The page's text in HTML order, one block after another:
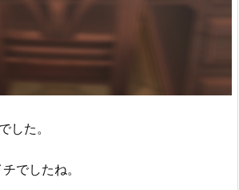
した。
でしたね。